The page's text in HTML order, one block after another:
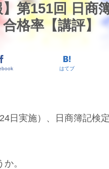
】第151回 日商
格率【講評】
はてブ
日実施）、日商簿記検
。